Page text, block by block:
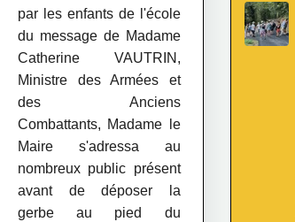
par les enfants de l'école
du message de Madame
Catherine VAUTRIN,
Ministre des Armées et
des Anciens
Combattants, Madame le
Maire s'adressa au
nombreux public présent
avant de déposer la
gerbe au pied du